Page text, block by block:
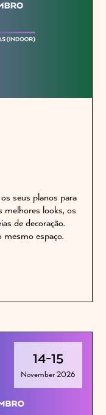
seus planos para
melhores looks, os
de decoração.
mesmo espaço.
14-15
November 2026